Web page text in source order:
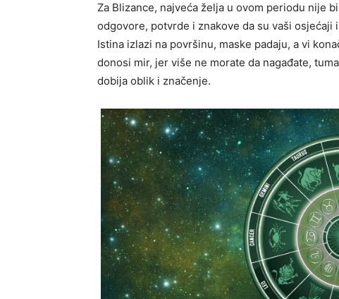
Za Blizance, najveća želja u ovom periodu nije
odgovore, potvrde i znakove da su vaši osjećaji
Istina izlazi na površinu, maske padaju, a vi
donosi mir, jer više ne morate da nagađate,
dobija oblik i značenje.